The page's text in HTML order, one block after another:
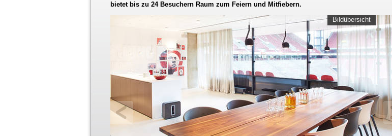
bietet bis zu 24 Besuchern Raum zum Feiern und Mitfiebern.
Bildübersicht